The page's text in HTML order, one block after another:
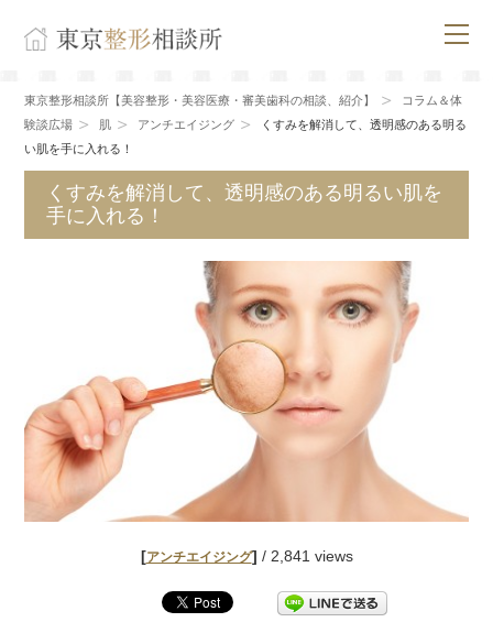
東京整形相談所【美容整形・美容医療・審美歯科の相談、紹介】
コラム＆体
験談広場
肌 アンチエイジング
くすみを解消して、透明感のある明る
い肌を手に入れる！
くすみを解消して、透明感のある明るい肌を
手に入れる！
[アンチエイジング] / 2,841 views